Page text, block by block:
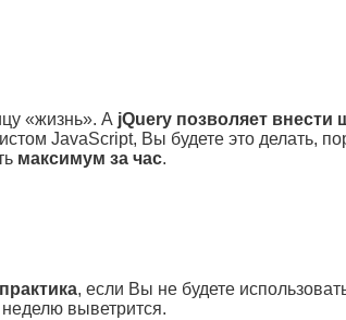
«жизнь». А jQuery позволяет внести
JavaScript, Вы будете это делать,
максимум за час.
, если Вы не будете
выветрится.